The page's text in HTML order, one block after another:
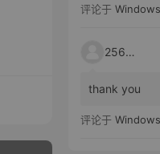
评论于
25651
thank you
评论于 Windows